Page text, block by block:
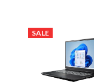
SALE